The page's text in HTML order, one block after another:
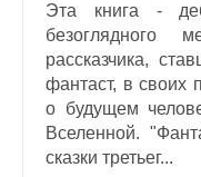
Эта книга -
безоглядного
рассказчика,
фантаст, в своих
о будущем
Вселенной.
сказки третьег...